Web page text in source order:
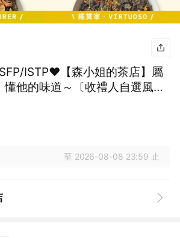
ISTP♥【森小姐的茶店】屬
懂他的味道～〔收禮人自選風
至 2026-08-08 23:59 止